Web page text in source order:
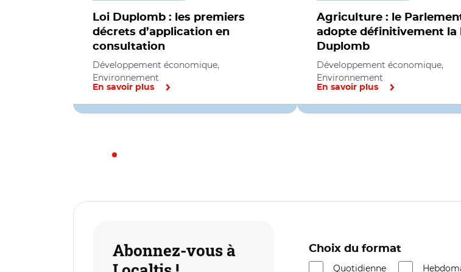
Loi Duplomb : les premiers
décrets d’application en
consultation
Développement économique,
Environnement
En savoir plus
Agriculture : le
adopte définitivement la
Duplomb
Développement économique,
Environnement
En savoir plus
Abonnez-vous à
Choix du format
Quotidienne